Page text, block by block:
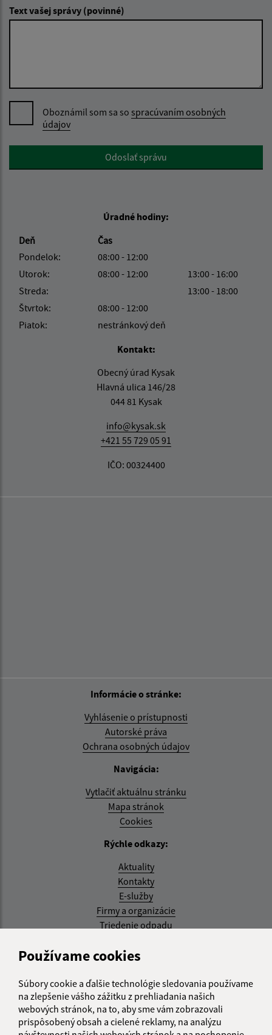
Používame cookies
Súbory cookie a ďalšie technológie sledovania používame
na zlepšenie vášho zážitku z prehliadania našich
webových stránok, na to, aby sme vám zobrazovali
prispôsobený obsah a cielené reklamy, na analýzu
Text vašej správy (povinné)
Oboznámil som sa so spracúvaním osobných
údajov
Google reCaptcha ResponseOdoslať správu
Úradné hodiny:
Deň
Čas
Pondelok:
08:00 - 12:00
Utorok:
08:00 - 12:00
13:00 - 16:00
Streda:
13:00 - 18:00
Štvrtok:
08:00 - 12:00
Piatok:
nestránkový deň
Kontakt:
Obecný úrad Kysak
Hlavná ulica 146/28
044 81 Kysak
info@kysak.sk
+421 55 729 05 91
IČO: 00324400
Informácie o stránke:
Vyhlásenie o prístupnosti
Autorské práva
Ochrana osobných údajov
Navigácia:
Vytlačiť aktuálnu stránku
Mapa stránok
Cookies
Rýchle odkazy:
Aktuality
Kontakty
E-služby
Firmy a organizácie
Triedenie odpadu
Aktualizované:
RSS
Správca obsahu: